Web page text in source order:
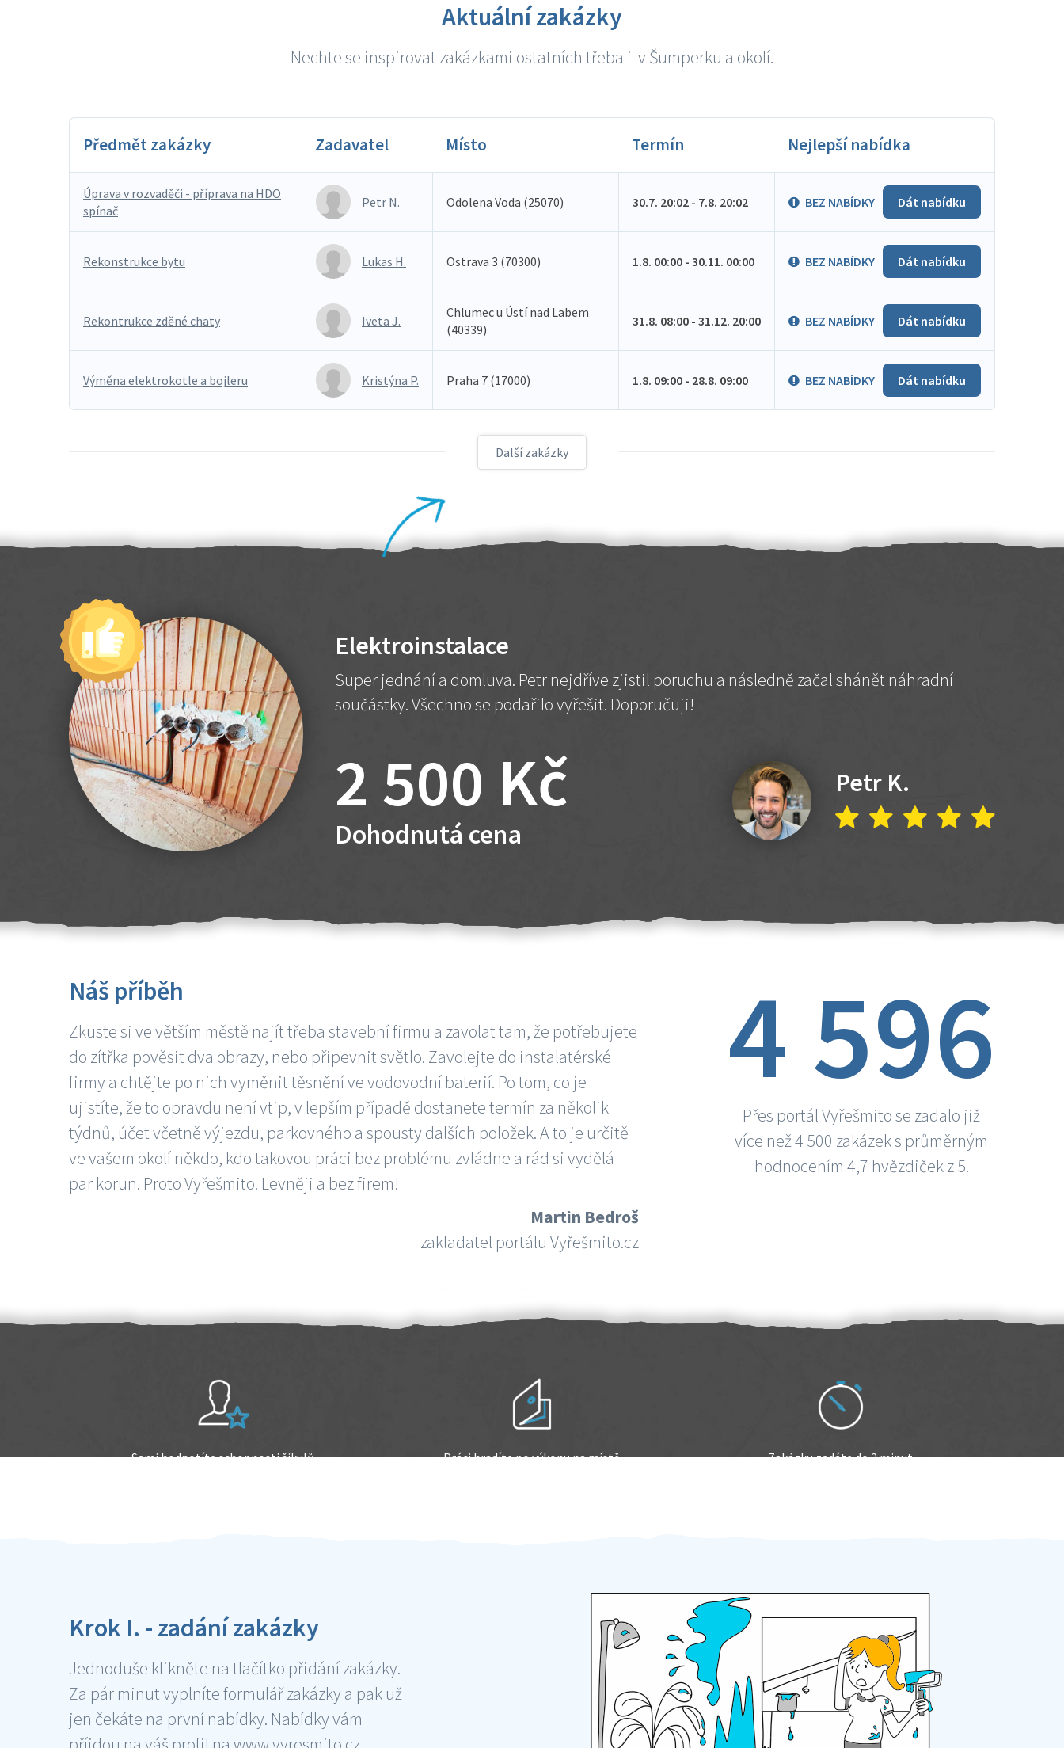
Aktuální zakázky
Nechte se inspirovat zakázkami ostatních třeba i v Šumperku a okolí.
Předmět zakázky Zadavatel Místo Termín Nejlepší nabídka
Úprava v rozvaděči - příprava na HDO
spínač
Petr N. Odolena Voda (25070) 30.7. 20:02 - 7.8. 20:02 BEZ NABÍDKY Dát nabídku
Rekonstrukce bytu Lukas H. Ostrava 3 (70300) 1.8. 00:00 - 30.11. 00:00 BEZ NABÍDKY Dát nabídku
Rekontrukce zděné chaty Iveta J.
Chlumec u Ústí nad Labem
(40339)
31.8. 08:00 - 31.12. 20:00 BEZ NABÍDKY Dát nabídku
Výměna elektrokotle a bojleru Kristýna P. Praha 7 (17000) 1.8. 09:00 - 28.8. 09:00 BEZ NABÍDKY Dát nabídku
Další zakázky
Elektroinstalace
Super jednání a domluva. Petr nejdříve zjistil poruchu a následně začal shánět náhradní
součástky. Všechno se podařilo vyřešit. Doporučuji!
2 500 Kč
Dohodnutá cena
Petr K.
Náš příběh
Zkuste si ve větším městě najít třeba stavební firmu a zavolat tam, že potřebujete
do zítřka pověsit dva obrazy, nebo připevnit světlo. Zavolejte do instalatérské
firmy a chtějte po nich vyměnit těsnění ve vodovodní baterií. Po tom, co je
ujistíte, že to opravdu není vtip, v lepším případě dostanete termín za několik
týdnů, účet včetně výjezdu, parkovného a spousty dalších položek. A to je určitě
ve vašem okolí někdo, kdo takovou práci bez problému zvládne a rád si vydělá
par korun. Proto Vyřešmito. Levněji a bez firem!
Martin Bedroš
zakladatel portálu Vyřešmito.cz
4 596
Přes portál Vyřešmito se zadalo již
více než 4 500 zakázek s průměrným
hodnocením 4,7 hvězdiček z 5.
Sami hodnotíte schopnosti šikulů Práci hradíte po výkonu na místě Zakázku zadáte do 2 minut
Krok I. - zadání zakázky
Jednoduše klikněte na tlačítko přidání zakázky.
Za pár minut vyplníte formulář zakázky a pak už
jen čekáte na první nabídky. Nabídky vám